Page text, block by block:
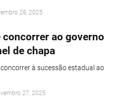
28, 2025
ao governo
de chapa
à sucessão estadual ao
27, 2025